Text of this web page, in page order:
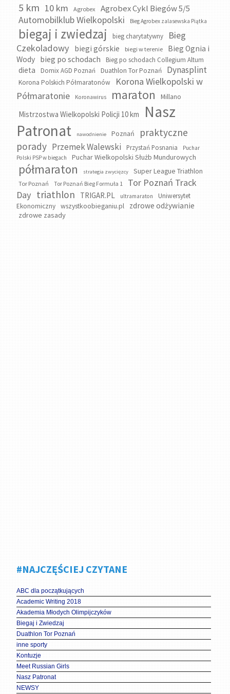
5 km 10 km Agrobex Agrobex Cykl Biegów 5/5
Automobilklub Wielkopolski Bieg Agrobex zalasewska Piątka
biegaj i zwiedzaj bieg charytatywny
Bieg
Czekoladowy
biegi górskie biegi w terenie
Bieg Ognia i
Wody bieg po schodach Bieg po schodach Collegium Altum
dieta Domix AGD Poznań Duathlon Tor Poznań Dynasplint
Korona Polskich Półmaratonów
Korona Wielkopolski w
Półmaratonie
Koronawirus maraton Millano
Mistrzostwa Wielkopolski Policji 10 km
Nasz
Patronat
nawodnienie Poznań
praktyczne
porady Przemek Walewski Przystań Posnania
Puchar
Polski PSP w biegach
Puchar Wielkopolski Służb Mundurowych
półmaraton strategia zwycięzcy Super League Triathlon
Tor Poznań Tor Poznań Bieg Formuła 1
Tor Poznań Track
Day triathlon TRIGAR.PL ultramaraton
Uniwersytet
Ekonomiczny
wszystkoobieganiu.pl zdrowe odżywianie
zdrowe zasady
#NAJCZĘŚCIEJ CZYTANE
ABC dla początkujących
Academic Writing 2018
Akademia Młodych Olimpijczyków
Biegaj i Zwiedzaj
Duathlon Tor Poznań
inne sporty
Kontuzje
Meet Russian Girls
Nasz Patronat
NEWSY